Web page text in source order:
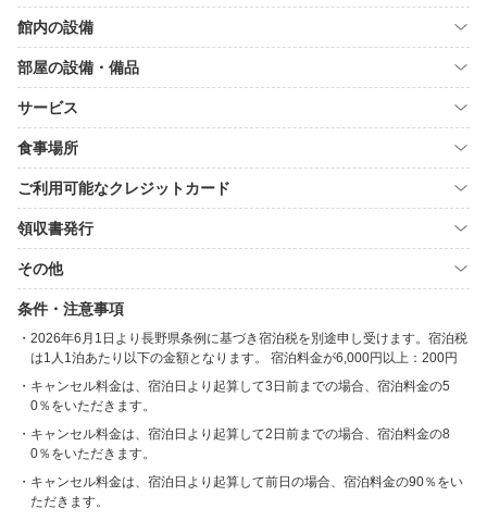
館内の設備
部屋の設備・備品
サービス
食事場所
ご利用可能なクレジットカード
領収書発行
その他
条件・注意事項
2026年6月1日より長野県条例に基づき宿泊税を別途申し受けます。宿泊税
は1人1泊あたり以下の金額となります。 宿泊料金が6,000円以上：200円
キャンセル料金は、宿泊日より起算して3日前までの場合、宿泊料金の5
0％をいただきます。
キャンセル料金は、宿泊日より起算して2日前までの場合、宿泊料金の8
0％をいただきます。
キャンセル料金は、宿泊日より起算して前日の場合、宿泊料金の90％をい
ただきます。